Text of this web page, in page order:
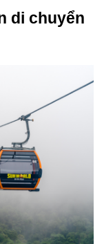
di chuyển